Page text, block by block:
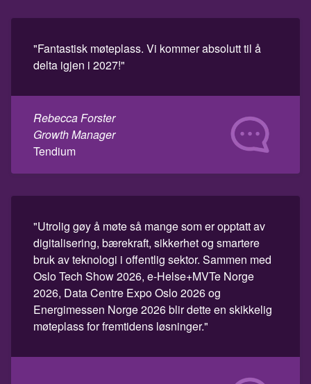
"Fantastisk møteplass. Vi kommer absolutt til å
delta igjen i 2027!"
Rebecca Forster
Growth Manager
Tendium
"Utrolig gøy å møte så mange som er opptatt av
digitalisering, bærekraft, sikkerhet og smartere
bruk av teknologi i offentlig sektor. Sammen med
Oslo Tech Show 2026, e-Helse+MVTe Norge
2026, Data Centre Expo Oslo 2026 og
Energimessen Norge 2026 blir dette en skikkelig
møteplass for fremtidens løsninger."